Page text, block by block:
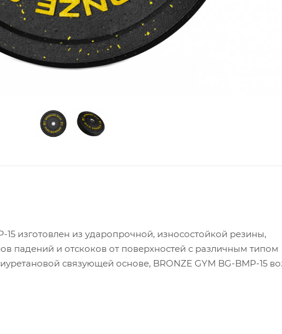
изготовлен из ударопрочной, износостойкой резины,
падений и отскоков от поверхностей с различным типом
связующей основе, BRONZE GYM BG-BMP-15
размерность диска соответствует олимпийскому